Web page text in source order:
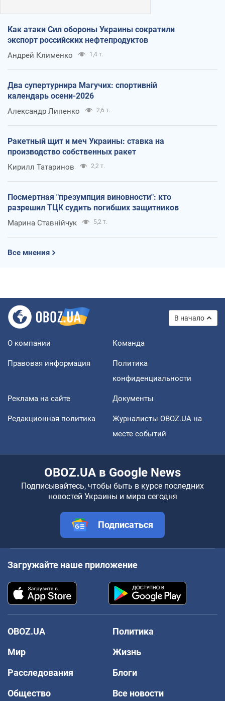
Как атаки Сил обороны Украины сократили
экспорт российских нефтепродуктов
Андрей Клименко 1,4 т.
Два супертурнира Магучих: спортивній
календарь осени-2026
Александр Липенко 2,6 т.
Ракетный щит и меч Украины: ставка на
производство собственных ракет
Кирилл Татаринов 2,2 т.
Посмертная "презумпция виновности": кто
разрешил ТЦК судить погибших защитников
Марина Ставнійчук 5,2 т.
Все мнения
В начало
О компании Команда
Правовая информация
Политика
конфиденциальности
Реклама на сайте Документы
Редакционная политика
Журналисты OBOZ.UA на
месте событий
OBOZ.UA в Google News
Подписывайтесь, чтобы быть в курсе последних
новостей Украины и мира сегодня
Подписаться
Загружайте наше приложение
OBOZ.UA
Политика
Мир
Жизнь
Расследования
Блоги
Общество
Все новости